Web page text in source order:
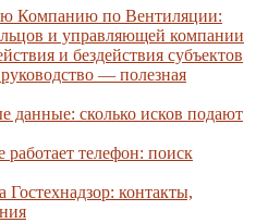
Компанию по Вентиляции:
и управляющей компании
и бездействия субъектов
— полезная
данные: сколько исков подают
работает телефон: поиск
Гостехнадзор: контакты,